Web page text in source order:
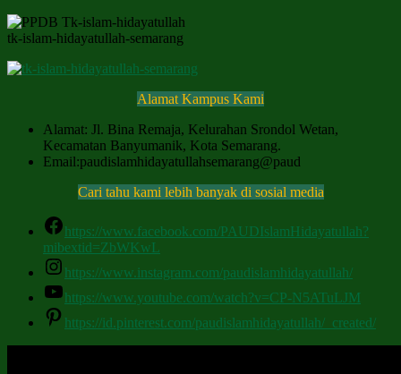
tk-islam-hidayatullah-semarang
Alamat Kampus Kami
Alamat: Jl. Bina Remaja, Kelurahan Srondol Wetan,
Kecamatan Banyumanik, Kota Semarang.
Email:paudislamhidayatullahsemarang@paud
Cari tahu kami lebih banyak di sosial media
https://www.facebook.com/PAUDIslamHidayatullah?
mibextid=ZbWKwL
https://www.instagram.com/paudislamhidayatullah/
https://www.youtube.com/watch?v=CP-N5ATuLJM
https://id.pinterest.com/paudislamhidayatullah/_created/